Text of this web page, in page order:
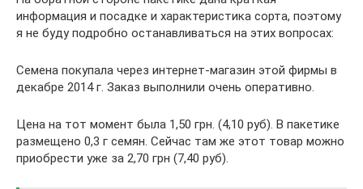
информация и посадке и характеристика сорта, поэтому
я не буду подробно останавливаться на этих вопросах:
Семена покупала через интернет-магазин этой фирмы в
декабре 2014 г. Заказ выполнили очень оперативно.
Цена на тот момент была 1,50 грн. (4,10 руб). В пакетике
размещено 0,3 г семян. Сейчас там же этот товар можно
приобрести уже за 2,70 грн (7,40 руб).